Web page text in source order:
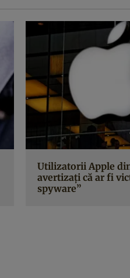
Utilizatorii Apple
avertizați că ar fi
spyware”